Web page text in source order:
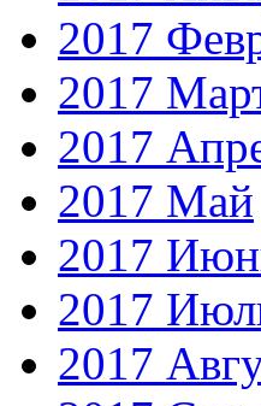
2017
2017
2017
2017 Май
2017
2017
2017